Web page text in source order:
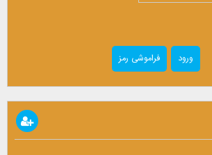
فراموشی رمز